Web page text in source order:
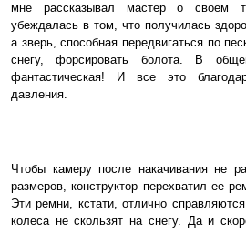
мне рассказывал мастер о своем
убеждалась в том, что получилась
а зверь, способная передвигаться по
снегу, форсировать болота. В
фантастическая! И все это
давления.
Чтобы камеру после накачивания не
размеров, конструктор перехватил ее
Эти ремни, кстати, отлично
колеса не скользят на снегу. Да и